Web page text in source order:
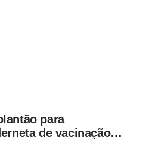
para
de vacinação